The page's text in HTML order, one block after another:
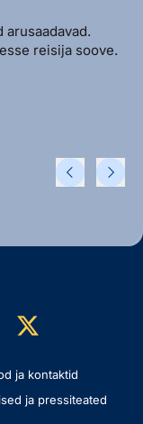
reisija soove.
ja kontaktid
ja pressiteated